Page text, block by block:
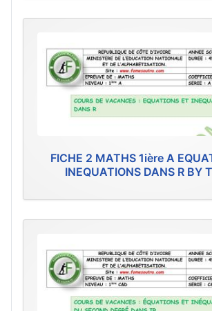
FICHE 2 MATHS 1ière A
INEQUATIONS DANS R BY